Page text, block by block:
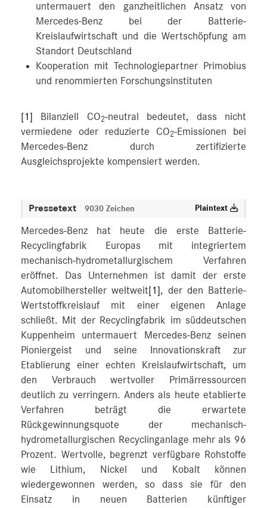
untermauert den ganzheitlichen Ansatz von
Mercedes-Benz bei der Batterie-
Kreislaufwirtschaft und die Wertschöpfung am
Standort Deutschland
Kooperation mit Technologiepartner Primobius
und renommierten Forschungsinstituten
[1] Bilanziell CO2-neutral bedeutet, dass nicht
vermiedene oder reduzierte CO2-Emissionen bei
Mercedes-Benz durch zertifizierte
Ausgleichsprojekte kompensiert werden.
Pressetext 9030 Zeichen Plaintext
Mercedes-Benz hat heute die erste Batterie-
Recyclingfabrik Europas mit integriertem
mechanisch-hydrometallurgischem Verfahren
eröffnet. Das Unternehmen ist damit der erste
Automobilhersteller weltweit[1], der den Batterie-
Wertstoffkreislauf mit einer eigenen Anlage
schließt. Mit der Recyclingfabrik im süddeutschen
Kuppenheim untermauert Mercedes-Benz seinen
Pioniergeist und seine Innovationskraft zur
Etablierung einer echten Kreislaufwirtschaft, um
den Verbrauch wertvoller Primärressourcen
deutlich zu verringern. Anders als heute etablierte
Verfahren beträgt die erwartete
Rückgewinnungsquote der mechanisch-
hydrometallurgischen Recyclinganlage mehr als 96
Prozent. Wertvolle, begrenzt verfügbare Rohstoffe
wie Lithium, Nickel und Kobalt können
wiedergewonnen werden, so dass sie für den
Einsatz in neuen Batterien künftiger